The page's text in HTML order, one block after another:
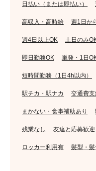
日払い（または即払い）
高収入・高時給 週1日か
週4日以上OK 土日のみ
即日勤務OK 単発・1日
短時間勤務（1日4h以内）
駅チカ・駅ナカ 交通費
まかない・食事補助あり
残業なし 友達と応募歓迎
ロッカー利用有 髪型・